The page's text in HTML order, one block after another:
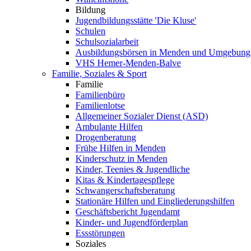
Bildung
Jugendbildungsstätte 'Die Kluse'
Schulen
Schulsozialarbeit
Ausbildungsbörsen in Menden und Umgebung
VHS Hemer-Menden-Balve
Familie, Soziales & Sport
Familie
Familienbüro
Familienlotse
Allgemeiner Sozialer Dienst (ASD)
Ambulante Hilfen
Drogenberatung
Frühe Hilfen in Menden
Kinderschutz in Menden
Kinder, Teenies & Jugendliche
Kitas & Kindertagespflege
Schwangerschaftsberatung
Stationäre Hilfen und Eingliederungshilfen
Geschäftsbericht Jugendamt
Kinder- und Jugendförderplan
Essstörungen
Soziales